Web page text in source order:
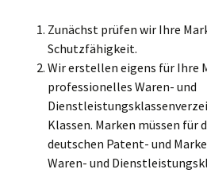
Zunächst prüfen wir Ihre
Schutzfähigkeit.
Wir erstellen eigens für Ihre
professionelles Waren- und
Klassen. Marken müssen für
deutschen Patent- und
Waren- und